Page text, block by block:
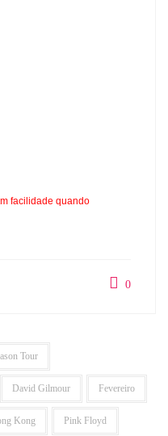
facilidade quando
0
Tour
David Gilmour Fevereiro
Kong Pink Floyd